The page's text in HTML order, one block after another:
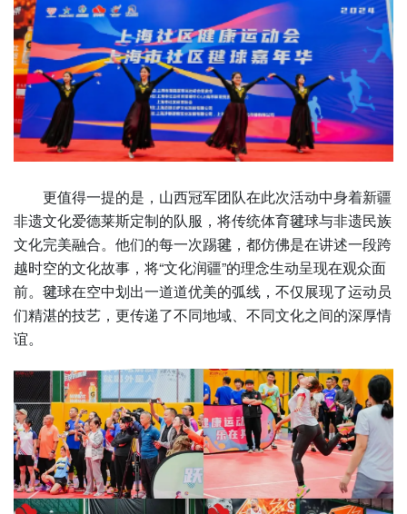
更值得一提的是，山西冠军团队在此次活动中身着新疆
非遗文化爱德莱斯定制的队服，将传统体育毽球与非遗民族
文化完美融合。他们的每一次踢毽，都仿佛是在讲述一段跨
越时空的文化故事，将“文化润疆”的理念生动呈现在观众面
前。毽球在空中划出一道道优美的弧线，不仅展现了运动员
们精湛的技艺，更传递了不同地域、不同文化之间的深厚情
谊。